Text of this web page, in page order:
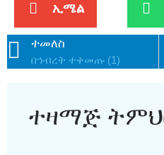
ኢሜል
ተመለስ
በኅብረት ተቀመጡ (1)
ተዛማጅ